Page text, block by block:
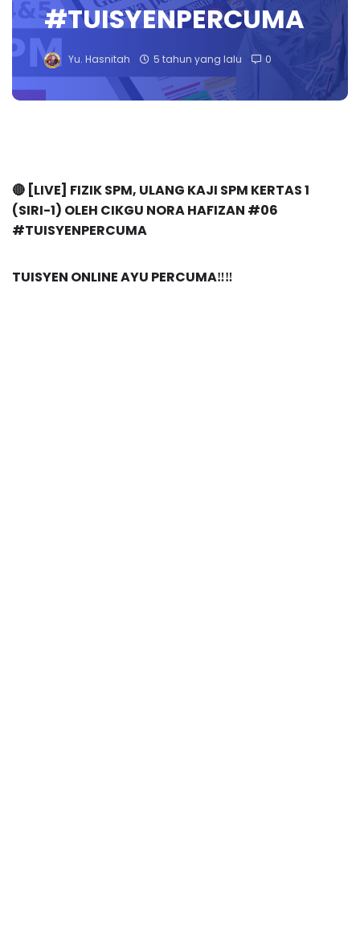
#TUISYENPERCUMA
Yu. Hasnitah 5 tahun yang lalu 0
🔴 [LIVE] FIZIK SPM, ULANG KAJI SPM KERTAS 1
(SIRI-1) OLEH CIKGU NORA HAFIZAN #06
#TUISYENPERCUMA
TUISYEN ONLINE AYU PERCUMA‼️‼️